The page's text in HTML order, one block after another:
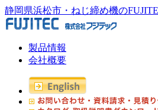
静岡県浜松市・ねじ締め機の
製品情報
会社概要